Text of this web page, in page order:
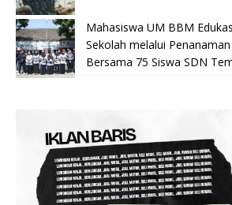
Mahasiswa UM BBM
Sekolah melalui
Bersama 75 Siswa SDN